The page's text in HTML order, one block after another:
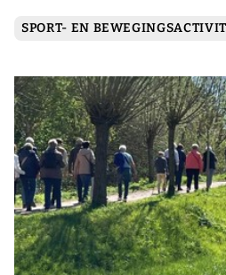
SPORT- EN